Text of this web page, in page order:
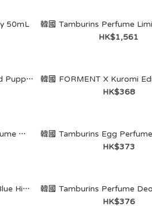
HK$482
50mL
HK$1,561
韓國 Tamburins Perfume Limited Puppy 45mL
HK$368
韓國 Tamburins Blue Hinoki Perfume 藍色檜木香水 50mL
HK$373
韓國 Tamburins Perfume Balm Blue Hinoki 固體香膏 藍色檜木 6.5g
HK$376